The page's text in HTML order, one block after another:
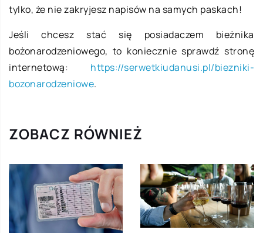
tylko, że nie zakryjesz napisów na samych paskach!
Jeśli chcesz stać się posiadaczem bieżnika
bożonarodzeniowego, to koniecznie sprawdź stronę
internetową: https://serwetkiudanusi.pl/biezniki-
bozonarodzeniowe.
ZOBACZ RÓWNIEŻ